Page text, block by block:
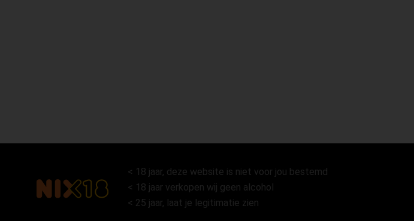
< 18 jaar, deze website is niet voor jou bestemd
< 18 jaar verkopen wij geen alcohol
< 25 jaar, laat je legitimatie zien